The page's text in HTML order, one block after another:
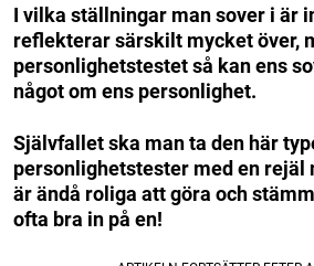
I vilka ställningar man sover i är
reflekterar särskilt mycket över,
personlighetstestet så kan ens
något om ens personlighet.
Självfallet ska man ta den här
personlighetstester med en rejäl
är ändå roliga att göra och
ofta bra in på en!